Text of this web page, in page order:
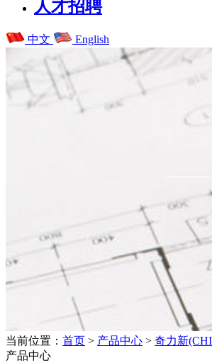
人才招聘
中文 English
当前位置： 首页 > 产品中心 > 奇力新
产品中心